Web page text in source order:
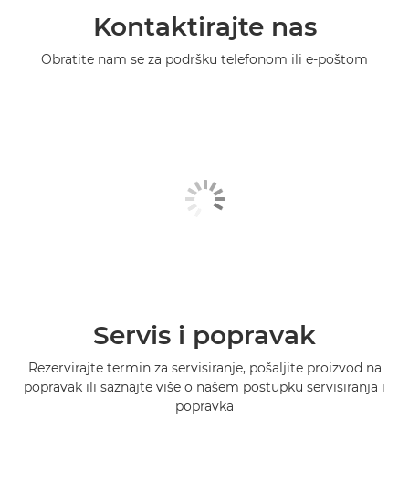
Kontaktirajte nas
Obratite nam se za podršku telefonom ili e-poštom
Servis i popravak
Rezervirajte termin za servisiranje, pošaljite proizvod na
popravak ili saznajte više o našem postupku servisiranja i
popravka